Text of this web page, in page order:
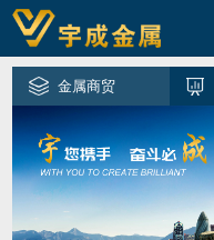
金属商贸
金融服务